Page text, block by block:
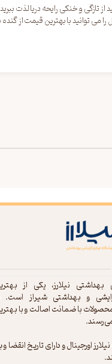
از تازگی و خنکی رایحه
توانید با بهترین قیمت از
بهداشتی نیلارز، یکی از
و بهداشتی شیراز است.
با ضمانت اصالت و با
اورجینال و دارای تاریخ انقضا